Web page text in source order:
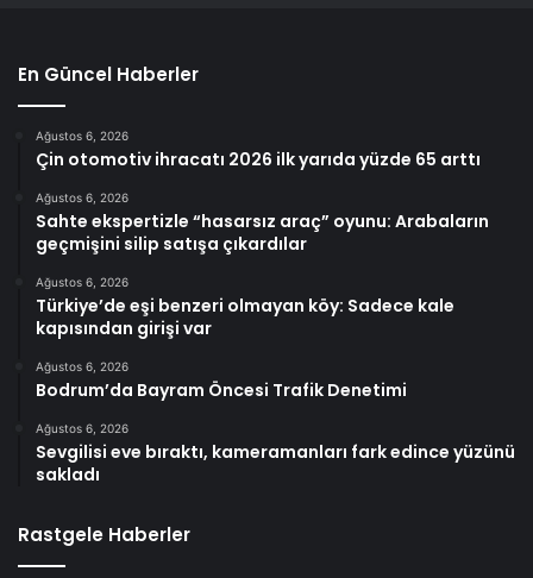
En Güncel Haberler
Ağustos 6, 2026
Çin otomotiv ihracatı 2026 ilk yarıda yüzde 65 arttı
Ağustos 6, 2026
Sahte ekspertizle “hasarsız araç” oyunu: Arabaların
geçmişini silip satışa çıkardılar
Ağustos 6, 2026
Türkiye’de eşi benzeri olmayan köy: Sadece kale
kapısından girişi var
Ağustos 6, 2026
Bodrum’da Bayram Öncesi Trafik Denetimi
Ağustos 6, 2026
Sevgilisi eve bıraktı, kameramanları fark edince yüzünü
sakladı
Rastgele Haberler